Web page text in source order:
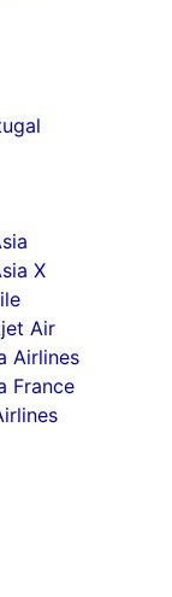
X
Air
Airlines
France